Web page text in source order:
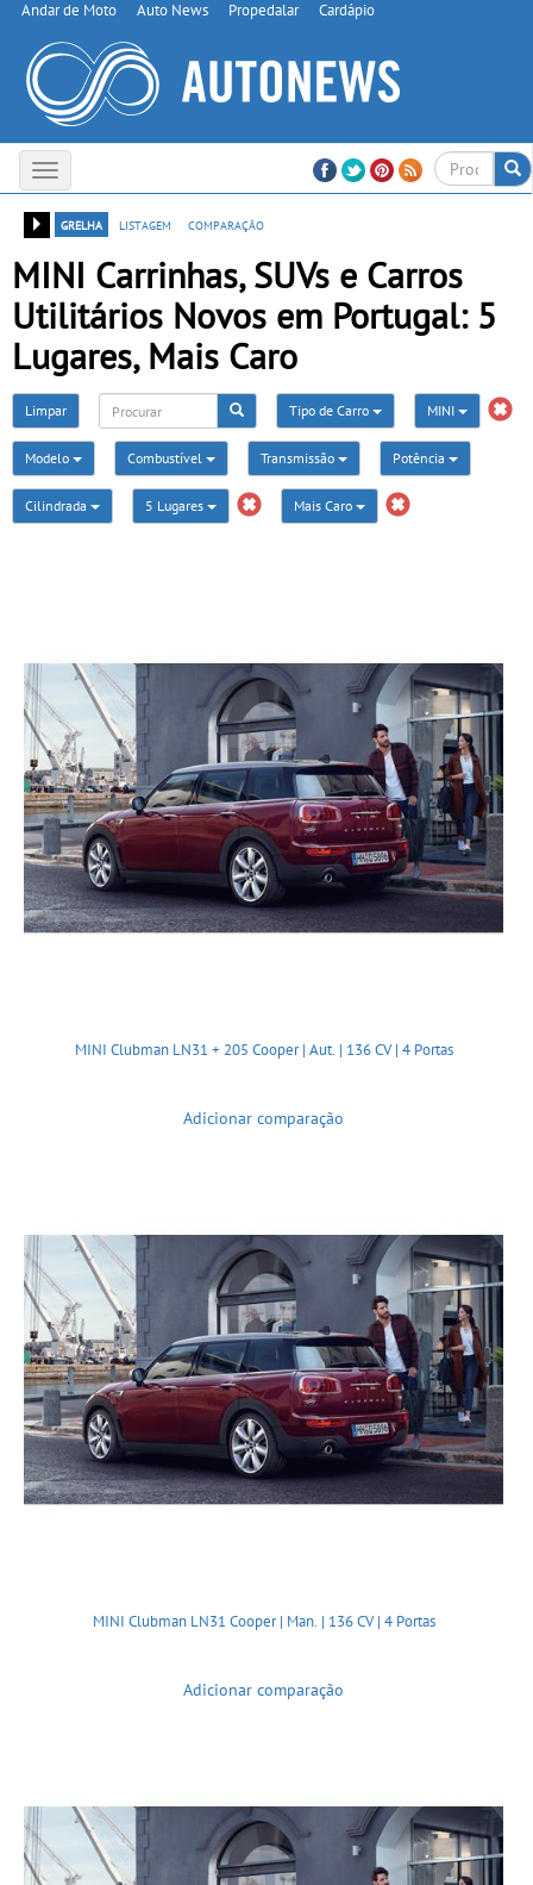
Andar de Moto Auto News Propedalar Cardápio
Toggle
navigation
grelha
listagem comparação
MINI Carrinhas, SUVs e Carros
Utilitários Novos em Portugal: 5
Lugares, Mais Caro
Limpar Tipo de Carro MINI
Modelo Combustível Transmissão Potência
Cilindrada 5 Lugares Mais Caro
MINI Clubman LN31 + 205 Cooper | Aut. | 136 CV | 4 Portas
Adicionar comparação
MINI Clubman LN31 Cooper | Man. | 136 CV | 4 Portas
Adicionar comparação